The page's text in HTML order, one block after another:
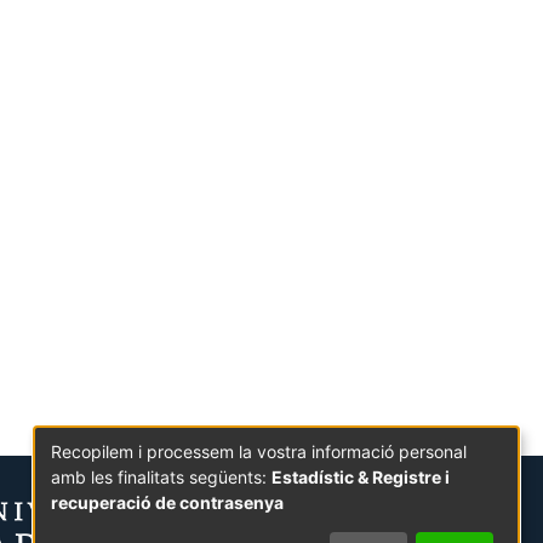
Recopilem i processem la vostra informació personal
amb les finalitats següents: Estadístic & Registre i
recuperació de contrasenya